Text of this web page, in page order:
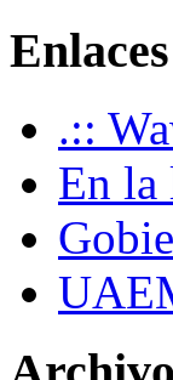
Enlaces
.::
En la